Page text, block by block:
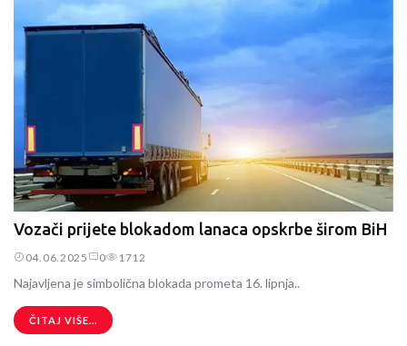
Vozači prijete blokadom lanaca opskrbe širom BiH
04.06.2025 0 1712
Najavljena je simbolična blokada prometa 16. lipnja..
ČITAJ VIŠE...